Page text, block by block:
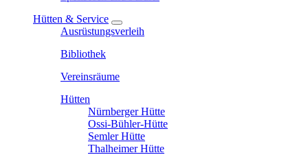
Hütten & Service
Ausrüstungsverleih
Bibliothek
Vereinsräume
Hütten
Nürnberger Hütte
Ossi-Bühler-Hütte
Semler Hütte
Thalheimer Hütte